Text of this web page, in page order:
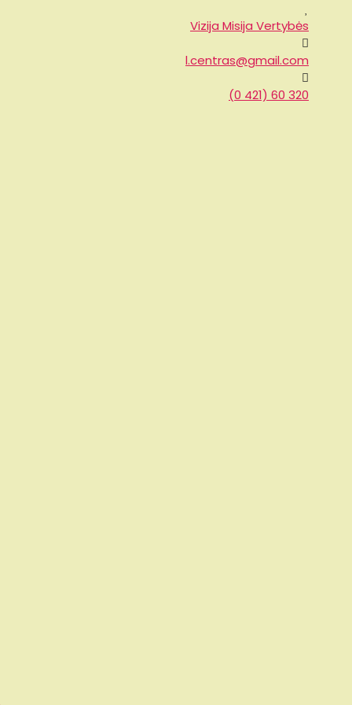
Vizija Misija Vertybės
l.centras@gmail.com
(0 421) 60 320